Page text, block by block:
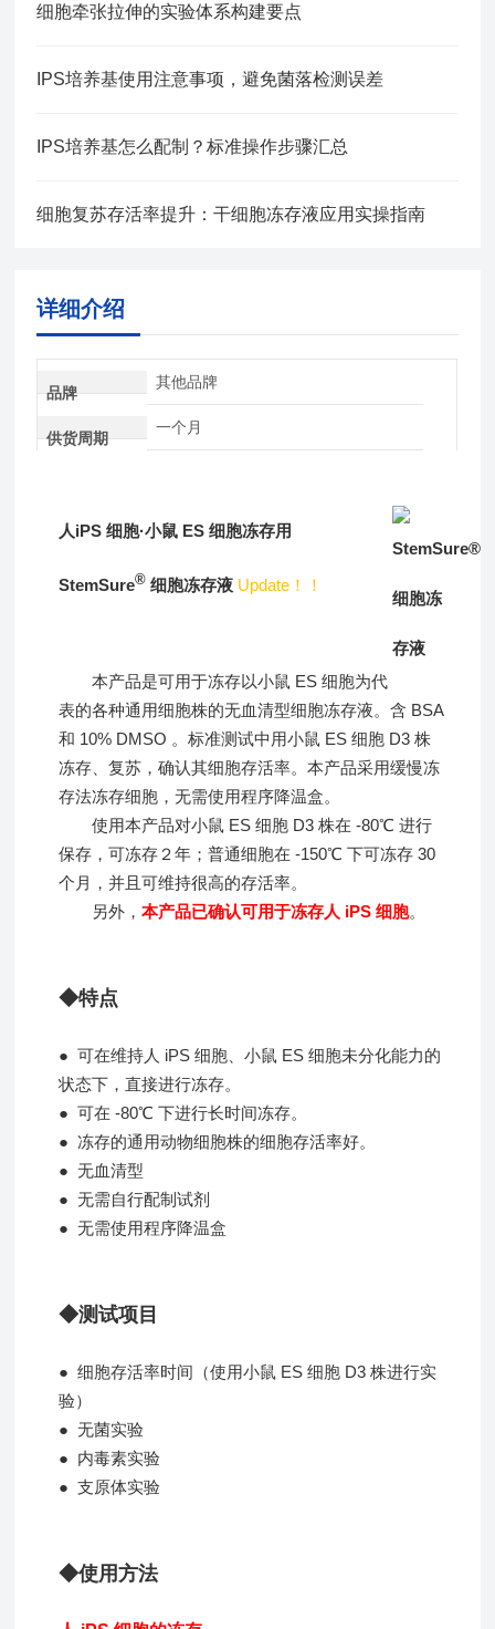
细胞牵张拉伸的实验体系构建要点
IPS培养基使用注意事项，避免菌落检测误差
IPS培养基怎么配制？标准操作步骤汇总
细胞复苏存活率提升：干细胞冻存液应用实操指南
详细介绍
品牌
其他品牌
供货周期
一个月
人iPS 细胞·小鼠 ES 细胞冻存用
StemSure® 细胞冻存液 Update！！
本产品是可用于冻存以小鼠 ES 细胞为代
表的各种通用细胞株的无血清型细胞冻存液。含 BSA
和 10% DMSO 。标准测试中用小鼠 ES 细胞 D3 株
冻存、复苏，确认其细胞存活率。本产品采用缓慢冻
存法冻存细胞，无需使用程序降温盒。
使用本产品对小鼠 ES 细胞 D3 株在 -80℃ 进行
保存，可冻存２年；普通细胞在 -150℃ 下可冻存 30
个月，并且可维持很高的存活率。
另外，本产品已确认可用于冻存人 iPS 细胞。
◆特点
● 可在维持人 iPS 细胞、小鼠 ES 细胞未分化能力的
状态下，直接进行冻存。
● 可在 -80℃ 下进行长时间冻存。
● 冻存的通用动物细胞株的细胞存活率好。
● 无血清型
● 无需自行配制试剂
● 无需使用程序降温盒
◆测试项目
● 细胞存活率时间（使用小鼠 ES 细胞 D3 株进行实
验）
● 无菌实验
● 内毒素实验
● 支原体实验
◆使用方法